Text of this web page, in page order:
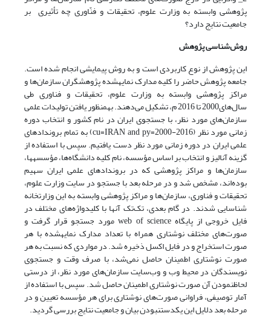
پژوهشی وابسته به وزارت علوم، تحقیقات و فنّاوری چه تأثیری بر
جامعیت نتایج دارد؟
روششناسی پژوهش
این پژوهش از نوع کاربردی است و به روش پیمایشی انجام شده است.
جامعه پژوهش حاضر را کلیه مدارک نمایه‫شده‌ پژوهشگران سازمان‌ها و
مراکز پژوهشی وابسته به وزارت علوم، تحقیقات و فناوری طی
سال‌های2000 تا 2016 م، تشکیل می‌دهند. به‫منظور یافتن تولیدات علمی
سازمان‌های مورد نظر، با جستجوی ایران در نام کشور و انتخاب دوره
زمانی مورد نظر (cu=IRAN and py=2000-2016) به تمام بروندادهای
علمی ایران در دوره زمانی مورد نظر دست یافتیم. سپس با استفاده از
گزینه آنالیز و انتخاب بر اساس مؤسسه، نام کلیه دانشگاه‌ها، مؤسسه‫ها،
سازمان‌ها و مراکز پژوهشی که در بروندادهای علمی ایران سهیم
بوده‌اند، مشخص شد و در مرحله بعد با جستجو در سایت وزارت علوم،
تحقیقات و فناوری، سازمان‌ها و مراکز پژوهشی وابسته به این وزارتخانه
شناسایی شدند. در گام بعدی، تک‌تک آنها با کلیدواژه‌های مختلف در
فایل خروجی از پایگاه web of science مورد جستجو قرار گرفت و
صورت‌های مختلف نوشتاری همراه با تعداد مدارک نمایه‫شده با هر
صورت استخراج و در فایل اکسل ذخیره شد. در مواردی که نسبت به هر
صورت نوشتاری اطمینان حاصل نمی‌شد، با صرف وقت و جستجوی
نویسندگان در محیط وب و وب‌سایت سازمان‌های مورد نظر، از درستی
لحاظ‫نمودن آن صورت نوشتاری اطمینان حاصل شد. سپس با استفاده از
آمار توصیفی، فراوانی صورت‌های نوشتاری برای هر مؤسسه تعیین و در
مرحله بعد دلایل این یکدست‫نبودن بیان و جامعیت نتایج بررسی گردید.